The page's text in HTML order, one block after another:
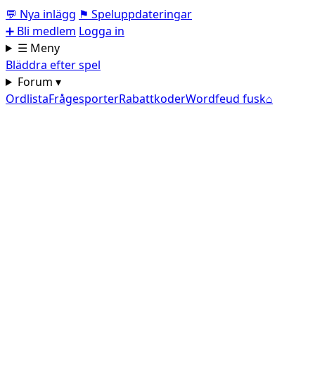
💬 Nya inlägg ⚑ Speluppdateringar
➕ Bli medlem Logga in
☰ Meny
Bläddra efter spel
Forum ▾
OrdlistaFrågesporterRabattkoderWordfeud fusk⌂